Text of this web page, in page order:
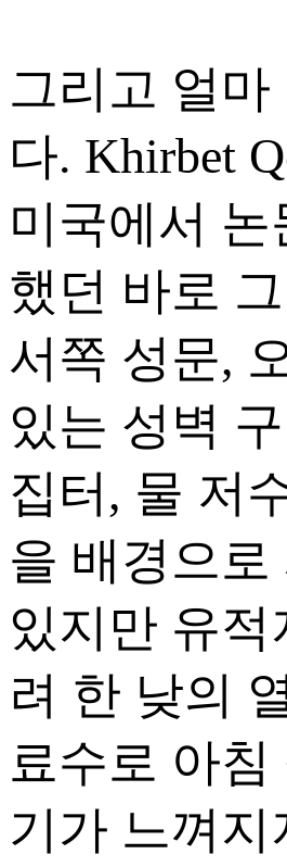
그리고 얼
다. Khirbet
미국에서
했던 바로
서쪽 성문,
있는 성벽
집터, 물 저
을 배경으
있지만 유
려 한 낮의
료수로 아
기가 느껴